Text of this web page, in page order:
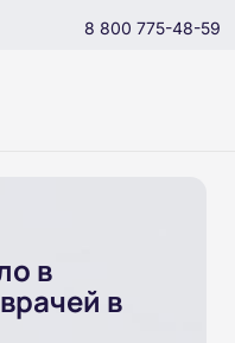
8 800 775-48-59
в
в